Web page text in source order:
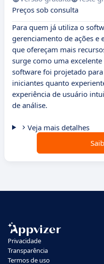
Preços sob consulta
Para quem já utiliza o
gerenciamento de ações e
que ofereçam mais
surge como uma
software foi projetado
iniciantes quanto
experiência de usuário
de análise.
Veja mais detalhes
Privacidade
Transparência
Termos de uso